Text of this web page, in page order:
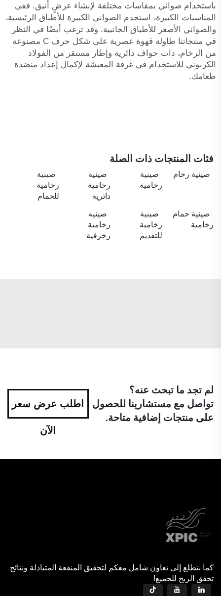
باستخدام صواني بمقاسات مختلفة لإنشاء عرضٍ أنيق. ففي
المناسبات الكبيرة، استخدم الصواني الكبيرة للأطباق الرئيسية،
والصواني الأصغر للأطباق الجانبية. وقد ترغب أيضًا في النظر
في منتجاتنا
طاولة قهوة عصرية على شكل حرف C مصنوعة
من الرخام، ذات حواف دائرية وإطار مستقر من الفولاذ
الكربوني للاستخدام في غرفة المعيشة لإكمال إعداد منضدة
طعامك.
فئات المنتجات ذات الصلة
صينية رخام
صينية
رخامية
صينية
رخامية
دائرية
صينية
رخامية
للحمام
صينية حمام
رخامية
صينية
رخامية
للتقديم
صينية
رخامية
زخرفية
لم تجد ما تبحث عنه؟
تواصل مع مستشارينا للحصول
على منتجات إضافية متاحة.
اطلب عرض سعر
الآن
كما نتطلع إلى تعاون شامل معكم لتحقيق المنفعة المتبادلة ونتائج
تحقق الربح للجميع!